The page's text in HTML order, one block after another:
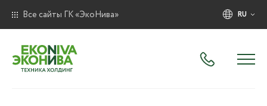
Все сайты ГК «ЭкоНива» RU